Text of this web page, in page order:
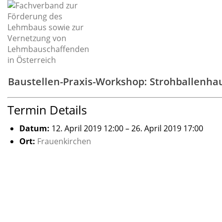
Baustellen-Praxis-Workshop:
Termin Details
Datum: 12. April 2019 12:00–26. April 2019 17:00
Ort: Frauenkirchen